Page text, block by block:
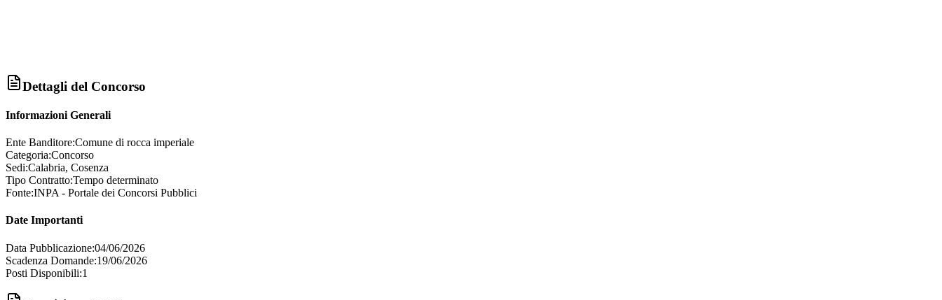
Dettagli del Concorso
Informazioni Generali
Ente Banditore:Comune di rocca imperiale
Categoria:Concorso
Sedi:Calabria, Cosenza
Tipo Contratto:Tempo determinato
Fonte:INPA - Portale dei Concorsi Pubblici
Date Importanti
Data Pubblicazione:04/06/2026
Scadenza Domande:19/06/2026
Posti Disponibili:1